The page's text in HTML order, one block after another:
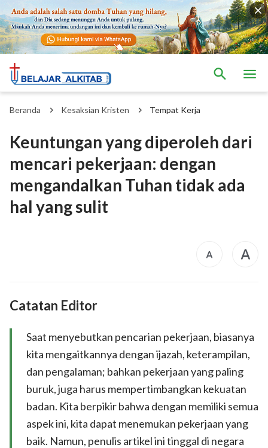
Beranda Kesaksian Kristen Tempat Kerja
Keuntungan yang diperoleh dari
mencari pekerjaan: dengan
mengandalkan Tuhan tidak ada
hal yang sulit
Catatan Editor
Saat menyebutkan pencarian pekerjaan, biasanya
kita mengaitkannya dengan ijazah, keterampilan,
dan pengalaman; bahkan pekerjaan yang paling
buruk, juga harus mempertimbangkan kekuatan
badan. Kita berpikir bahwa dengan memiliki semua
aspek ini, kita dapat menemukan pekerjaan yang
baik. Namun, penulis artikel ini tinggal di negara